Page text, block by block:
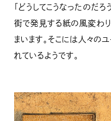
「どうしてこうなったのだろう
街で発見する紙の風変わ
まいます。そこには人々の
れているようです。